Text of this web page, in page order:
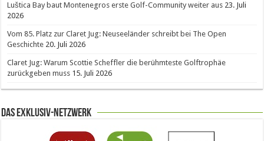
Luštica Bay baut Montenegros erste Golf-Community weiter aus 23. Juli
2026
Vom 85. Platz zur Claret Jug: Neuseeländer schreibt bei The Open
Geschichte 20. Juli 2026
Claret Jug: Warum Scottie Scheffler die berühmteste Golftrophäe
zurückgeben muss 15. Juli 2026
Das Exklusiv-Netzwerk